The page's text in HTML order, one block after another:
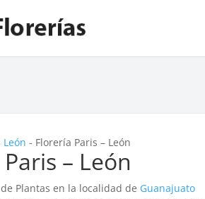
León - Florería Paris – León
– León
Plantas en la localidad de Guanajuato